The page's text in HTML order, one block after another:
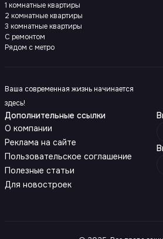
1 комнатные квартиры
2 комнатные квартиры
3 комнатные квартиры
С ремонтом
Рядом с метро
Ваша современная жизнь начинается
здесь!
Дополнительные ссылки
О компании
Реклама на сайте
Пользовательское соглашение
Полезные статьи
Для новостроек